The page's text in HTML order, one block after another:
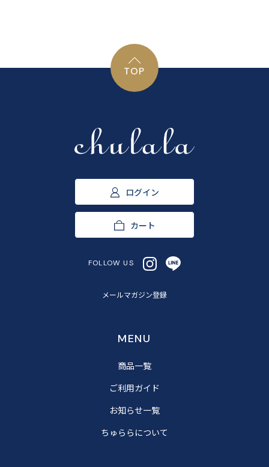
TOP
ログイン
カート
FOLLOW US
メールマガジン登録
MENU
商品一覧
ご利用ガイド
お知らせ一覧
ちゅららについて